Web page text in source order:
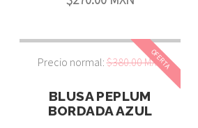
OFERTA
Precio normal:$380.00 MXN
BLUSA PEPLUM
BORDADA AZUL